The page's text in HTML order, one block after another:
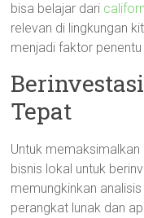
bisa belajar dari
relevan di lingkungan
menjadi faktor
Tepat
Untuk
bisnis lokal untuk
memungkinkan
perangkat lunak dan